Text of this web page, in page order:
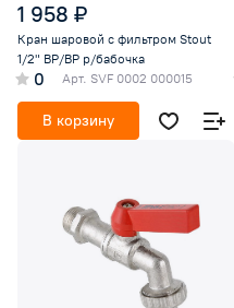
1 958 ₽
Кран шаровой с фильтром Stout
1/2" ВР/ВР р/бабочка
0 Арт. SVF 0002 000015
В корзину